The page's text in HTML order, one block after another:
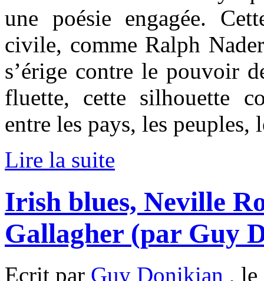
une poésie engagée.
civile, comme Ralph
s’érige contre le pouvoir
fluette, cette silhouette
entre les pays, les
Lire la suite
Irish blues, Neville
Gallagher (par Guy
Ecrit par Guy Donikian ,